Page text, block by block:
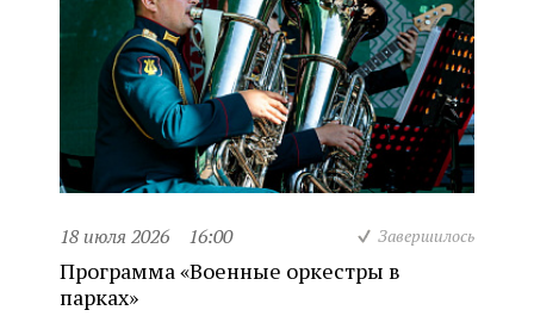
18 июля 2026 16:00 Завершилось
Программа «Военные оркестры в
парках»